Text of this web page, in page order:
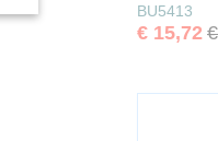
BU5413
€ 15,72